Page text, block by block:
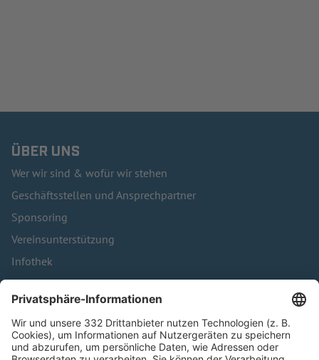
ÜBER UNS
Wer wir sind & wofür wir stehen
Geschäftsstellen und Ansprechpartner
Sponsoring
Vereinsunterstützung
Infothek
Kontakt
HÄUFIG BESUCHTE SEITEN
Pässe und Vereinswechsel